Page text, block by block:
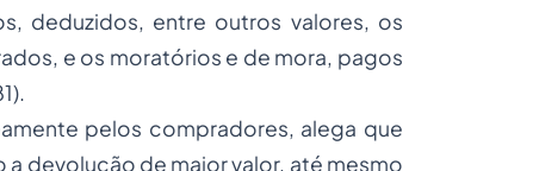
deduzidos, entre outros valores, os
e os moratórios e de mora, pagos
pelos compradores, alega que
devolução de maior valor, até mesmo